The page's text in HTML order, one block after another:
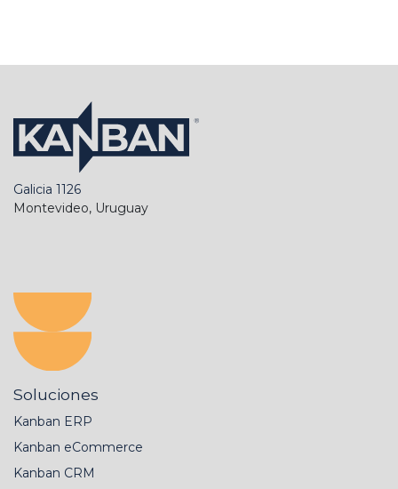
Galicia 1126
Montevideo, Uruguay
Soluciones
Kanban ERP
Kanban eCommerce
Kanban CRM